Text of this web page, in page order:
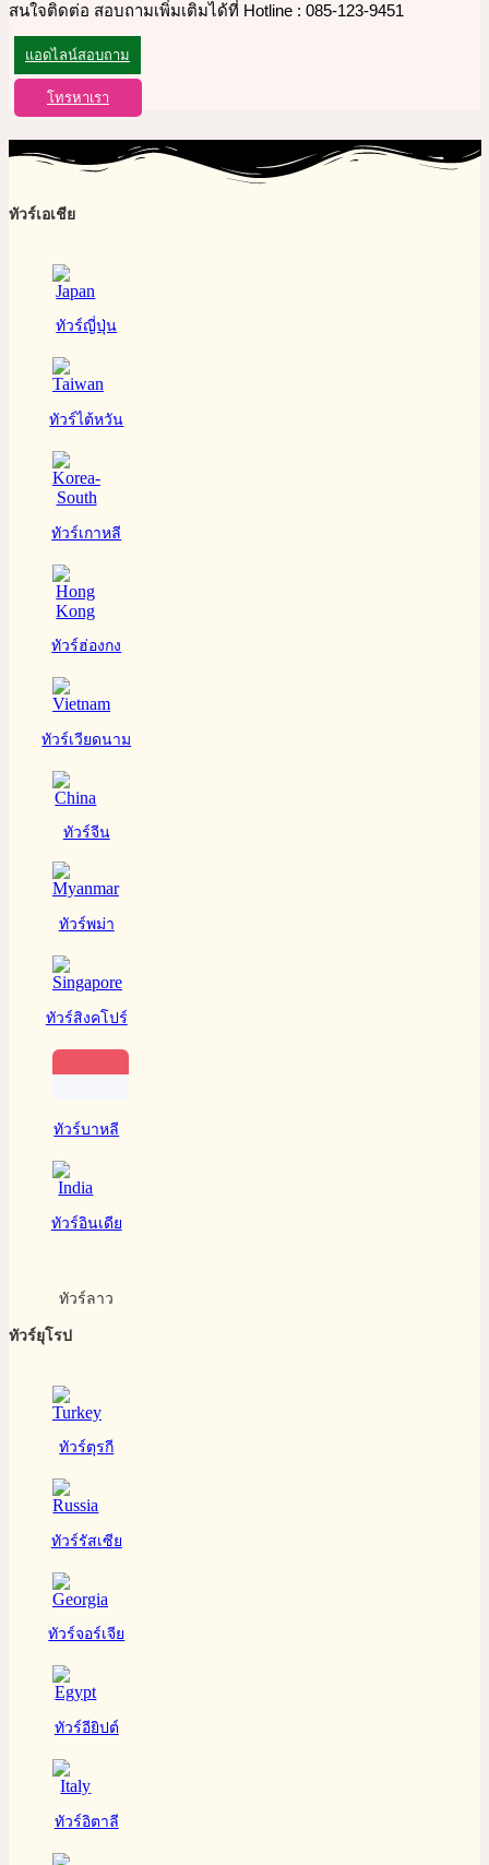
สนใจติดต่อ สอบถามเพิ่มเติมได้ที่ Hotline : 085-123-9451
แอดไลน์สอบถาม
โทรหาเรา
ทัวร์เอเชีย
ทัวร์ญี่ปุ่น
ทัวร์ไต้หวัน
ทัวร์เกาหลี
ทัวร์ฮ่องกง
ทัวร์เวียดนาม
ทัวร์จีน
ทัวร์พม่า
ทัวร์สิงคโปร์
ทัวร์บาหลี
ทัวร์อินเดีย
ทัวร์ลาว
ทัวร์ยุโรป
ทัวร์ตุรกี
ทัวร์รัสเซีย
ทัวร์จอร์เจีย
ทัวร์อียิปต์
ทัวร์อิตาลี